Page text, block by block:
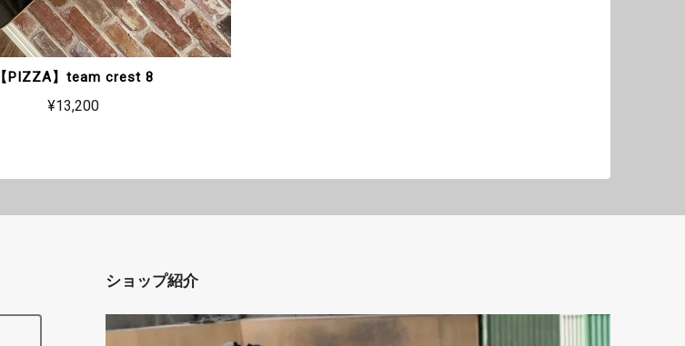
【PIZZA】team crest 8
¥13,200
ショップ紹介